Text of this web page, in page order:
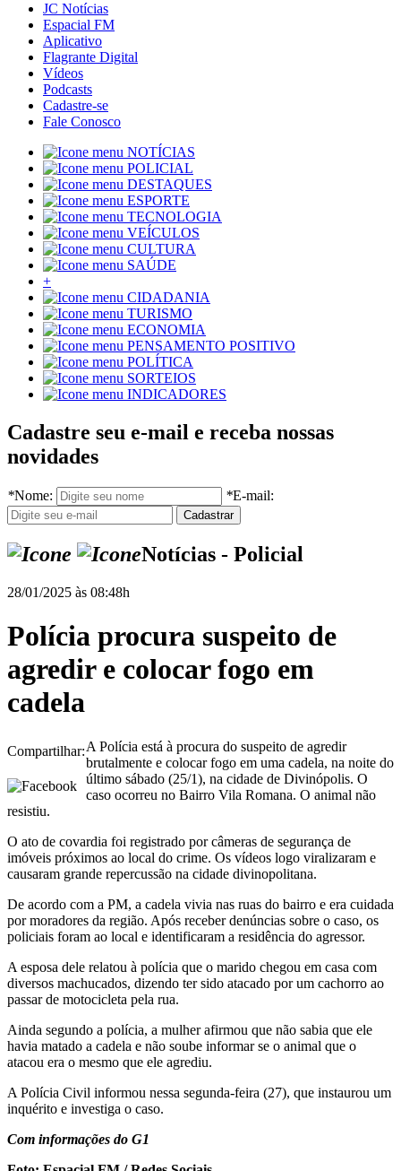
JC Notícias
Espacial FM
Aplicativo
Flagrante Digital
Vídeos
Podcasts
Cadastre-se
Fale Conosco
NOTÍCIAS
POLICIAL
DESTAQUES
ESPORTE
TECNOLOGIA
VEÍCULOS
CULTURA
SAÚDE
+
CIDADANIA
TURISMO
ECONOMIA
PENSAMENTO POSITIVO
POLÍTICA
SORTEIOS
INDICADORES
Cadastre seu e-mail e receba nossas
novidades
*Nome: *E-mail:
Notícias - Policial
28/01/2025 às 08:48h
Polícia procura suspeito de
agredir e colocar fogo em
cadela
Compartilhar:A Polícia está à procura do suspeito de agredir
brutalmente e colocar fogo em uma cadela, na noite do
último sábado (25/1), na cidade de Divinópolis. O
caso ocorreu no Bairro Vila Romana. O animal não
resistiu.
O ato de covardia foi registrado por câmeras de segurança de
imóveis próximos ao local do crime. Os vídeos logo viralizaram e
causaram grande repercussão na cidade divinopolitana.
De acordo com a PM, a cadela vivia nas ruas do bairro e era cuidada
por moradores da região. Após receber denúncias sobre o caso, os
policiais foram ao local e identificaram a residência do agressor.
A esposa dele relatou à polícia que o marido chegou em casa com
diversos machucados, dizendo ter sido atacado por um cachorro ao
passar de motocicleta pela rua.
Ainda segundo a polícia, a mulher afirmou que não sabia que ele
havia matado a cadela e não soube informar se o animal que o
atacou era o mesmo que ele agrediu.
A Polícia Civil informou nessa segunda-feira (27), que instaurou um
inquérito e investiga o caso.
Com informações do G1